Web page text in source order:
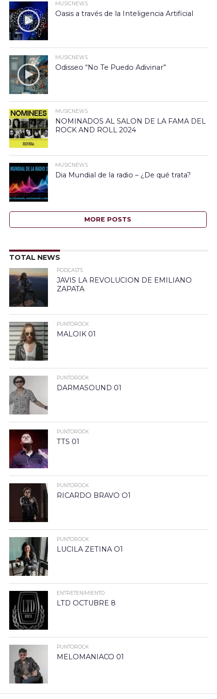
MUSICNEWS
Oasis a través de la Inteligencia Artificial
MUSICNEWS
Odisseo “No Te Puedo Adivinar”
MUSICNEWS
NOMINADOS AL SALON DE LA FAMA DEL
ROCK AND ROLL 2024
MUSICNEWS
Dia Mundial de la radio – ¿De qué trata?
MORE POSTS
TOTAL NEWS
PODCASTS
JAVIS LA REVOLUCION DE EMILIANO
ZAPATA
PUNTOROCK
MALOIK 01
PUNTOROCK
DARMASOUND 01
PUNTOROCK
TTS 01
PUNTOROCK
RICARDO BRAVO O1
PUNTOROCK
LUCILA ZETINA O1
ENTRETENIMIENTO
LTD OCTUBRE 8
PUNTOROCK
MELOMANIACO 01